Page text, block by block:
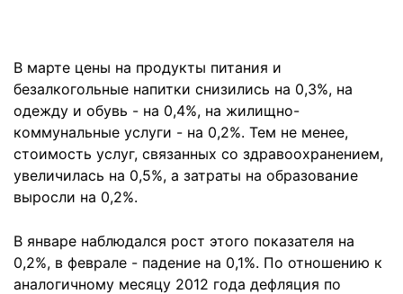
В марте цены на продукты питания и
безалкогольные напитки снизились на 0,3%, на
одежду и обувь - на 0,4%, на жилищно-
коммунальные услуги - на 0,2%. Тем не менее,
стоимость услуг, связанных со здравоохранением,
увеличилась на 0,5%, а затраты на образование
выросли на 0,2%.
В январе наблюдался рост этого показателя на
0,2%, в феврале - падение на 0,1%. По отношению к
аналогичному месяцу 2012 года дефляция по